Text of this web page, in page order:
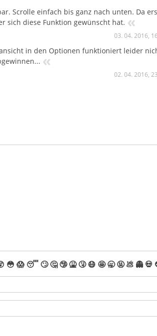
Scrolle einfach bis ganz nach unten. Da
sich diese Funktion gewünscht hat. «
03. 04. 2016,
in den Optionen funktioniert leider
«
02. 04. 2016,
😳 😱 😴 🙄 🤔 🤥 🤮 🤧 😷 🤩 🥱 🤬 💩 👻 💀